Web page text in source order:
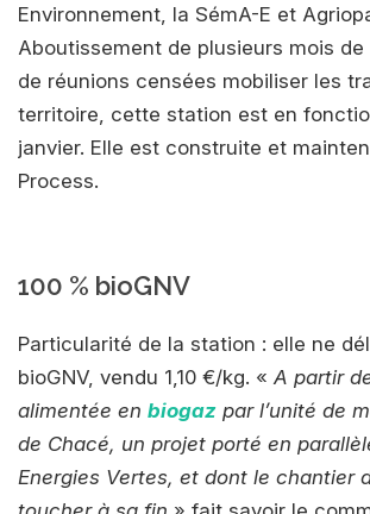
Environnement, la SémA-E et
Aboutissement de plusieurs mois
de réunions censées mobiliser les
territoire, cette station est en
janvier. Elle est construite et
Process.
100 % bioGNV
Particularité de la station : elle ne
bioGNV, vendu 1,10 €/kg. « A partir
alimentée en biogaz par l’unité de
de Chacé, un projet porté en
Energies Vertes, et dont le chantier